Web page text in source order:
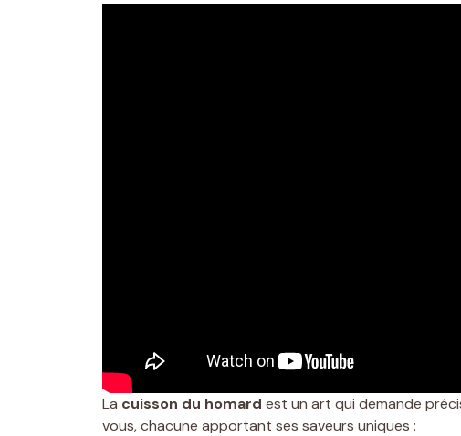
La cuisson du homard est un art qui demande
vous, chacune apportant ses saveurs uniques :